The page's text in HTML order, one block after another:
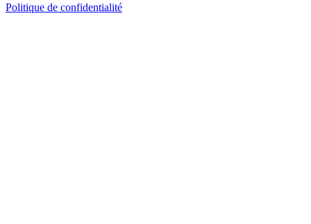
Politique de confidentialité